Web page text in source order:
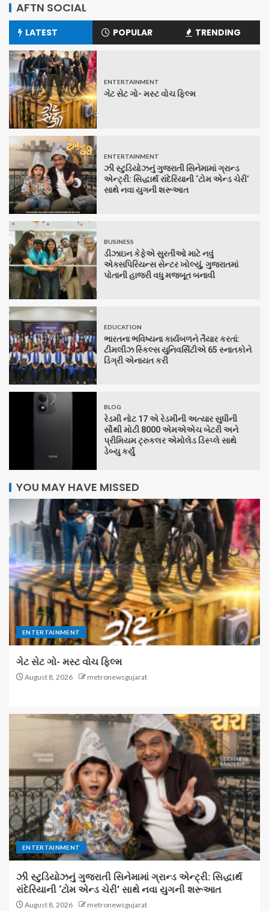
AFTN SOCIAL
LATEST POPULAR TRENDING
ENTERTAINMENT
ગેટ સેટ ગો- મસ્ટ વોચ ફિલ્મ
ENTERTAINMENT
ઝી સ્ટુડિયોઝનું ગુજરાતી સિનેમામાં ગ્રાન્ડ
એન્ટ્રી: સિદ્ધાર્થ રાંદેરિયાની ‘ટોમ એન્ડ ચેરી’
સાથે નવા યુગની શરૂઆત
BUSINESS
ડીઝાઇન કેફેએ સુરતીઓ માટે નવું
એક્સપિરિયન્સ સેન્ટર ખોલ્યું, ગુજરાતમાં
પોતાની હાજરી વધુ મજબૂત બનાવી
EDUCATION
ભારતના ભવિષ્યના કાર્યબળને તૈયાર કરતાં:
ટીમલીઝ સ્કિલ્સ યુનિવર્સિટીએ 65 સ્નાતકોને
ડિગ્રી એનાયત કરી
BLOG
રેડમી નોટ 17 એ રેડમીની અત્યાર સુધીની
સૌથી મોટી 8000 એમએએચ બેટરી અને
પ્રીમિયમ ટ્રુકલર એમોલેડ ડિસ્પ્લે સાથે
ડેબ્યુ કર્યું
YOU MAY HAVE MISSED
ENTERTAINMENT
ગેટ સેટ ગો- મસ્ટ વોચ ફિલ્મ
August 8, 2026 metronewsgujarat
ENTERTAINMENT
ઝી સ્ટુડિયોઝનું ગુજરાતી સિનેમામાં ગ્રાન્ડ એન્ટ્રી: સિદ્ધાર્થ
રાંદેરિયાની ‘ટોમ એન્ડ ચેરી’ સાથે નવા યુગની શરૂઆત
August 8, 2026 metronewsgujarat